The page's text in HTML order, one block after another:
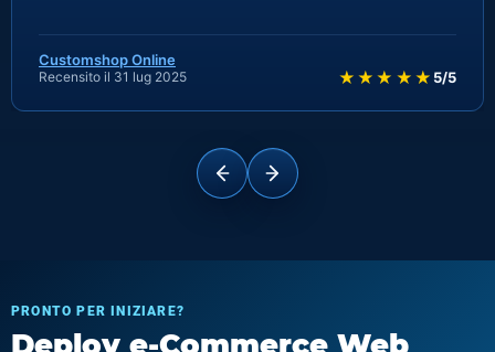
Customshop Online
Recensito il 31 lug 2025 ★★★★★ 5/5
PRONTO PER INIZIARE?